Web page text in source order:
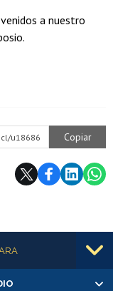
a nuestro
u18686 Copiar
os